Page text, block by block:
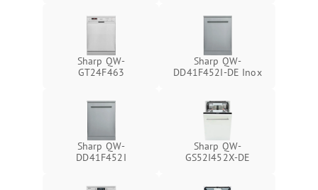
Sharp QW-
GT24F463
Sharp QW-
DD41F452I-DE Inox
Sharp QW-
DD41F452I
Sharp QW-
GS52I452X-DE